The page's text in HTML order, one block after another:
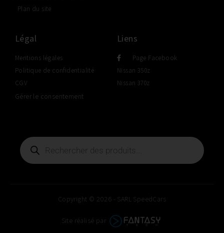
Plan du site
Légal
Mentions légales
Politique de confidentialité
CGV
Gérer le consentement
Liens
Page Facebook
Nissan 350z
Nissan 370z
Copyright © 2026 - SARL SpeedCars
Site réalisé par